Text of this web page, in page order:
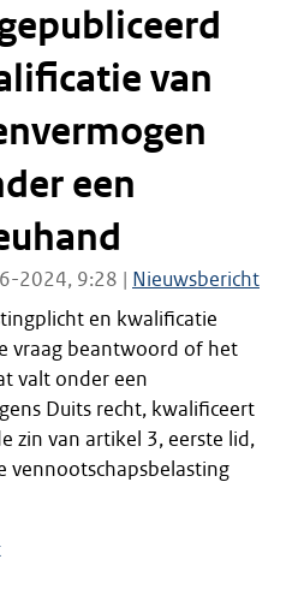
van
een
2024, 9:28 | Nieuwsbericht
en kwalificatie
vraag beantwoord of het
valt onder een
Duits recht, kwalificeert
zin van artikel 3, eerste lid,
vennootschapsbelasting